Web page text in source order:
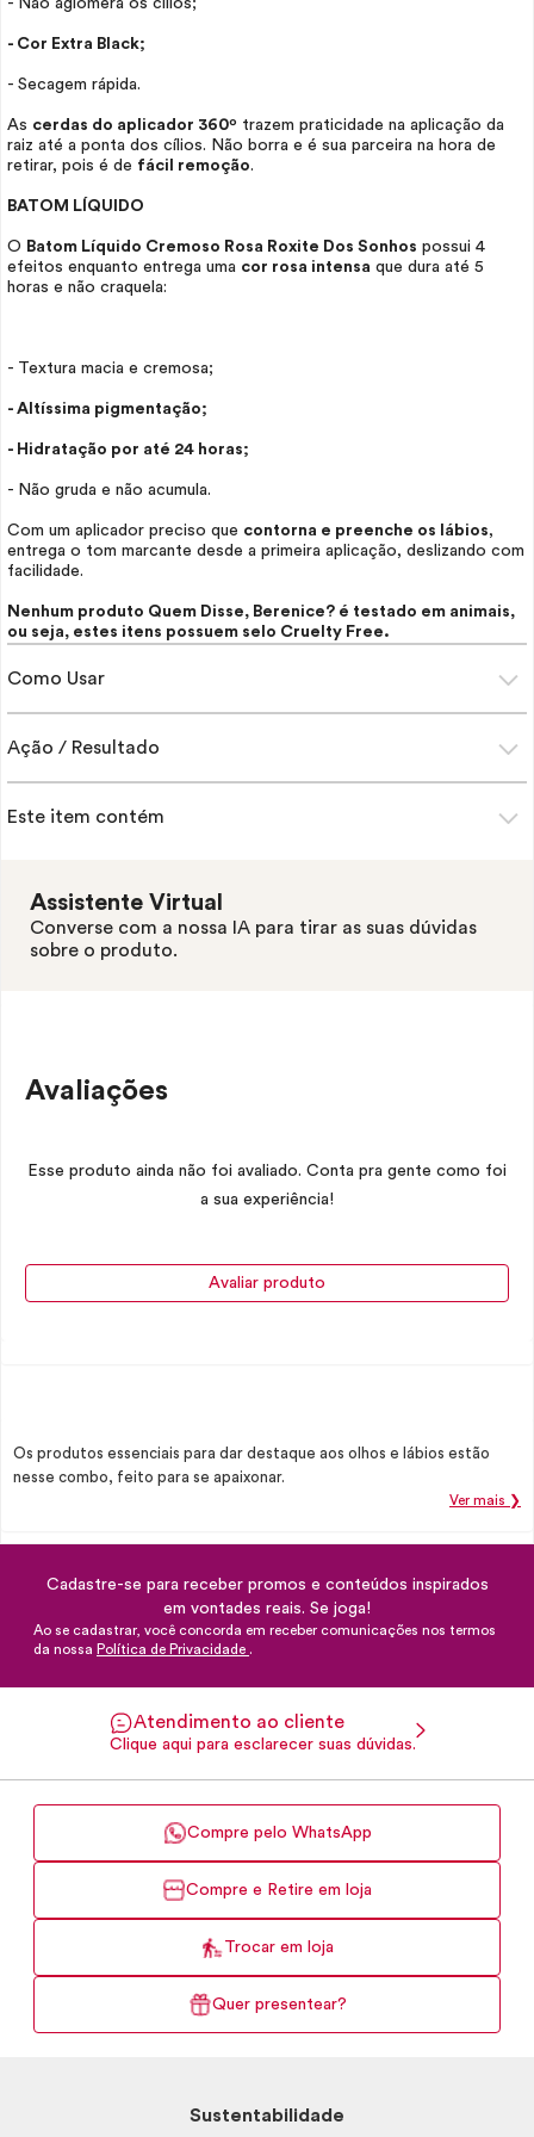
- Não aglomera os cílios;
- Cor Extra Black;
- Secagem rápida.
As cerdas do aplicador 360º trazem praticidade na aplicação da
raiz até a ponta dos cílios. Não borra e é sua parceira na hora de
retirar, pois é de fácil remoção.
BATOM LÍQUIDO
O Batom Líquido Cremoso Rosa Roxite Dos Sonhos possui 4
efeitos enquanto entrega uma cor rosa intensa que dura até 5
horas e não craquela:
- Textura macia e cremosa;
- Altíssima pigmentação;
- Hidratação por até 24 horas;
- Não gruda e não acumula.
Com um aplicador preciso que contorna e preenche os lábios,
entrega o tom marcante desde a primeira aplicação, deslizando com
facilidade.
Nenhum produto Quem Disse, Berenice? é testado em animais,
ou seja, estes itens possuem selo Cruelty Free.
Como Usar
Ação / Resultado
Este item contém
Assistente Virtual
Converse com a nossa IA para tirar as suas dúvidas
sobre o produto.
Avaliações
Esse produto ainda não foi avaliado. Conta pra gente como foi
a sua experiência!
Avaliar produto
Os produtos essenciais para dar destaque aos olhos e lábios estão
nesse combo, feito para se apaixonar.
Ver mais ❯
Cadastre-se para receber promos e conteúdos inspirados
em vontades reais. Se joga!
Ao se cadastrar, você concorda em receber comunicações nos termos
da nossa Política de Privacidade .
Atendimento ao cliente
Clique aqui para esclarecer suas dúvidas.
Compre pelo WhatsApp
Compre e Retire em loja
Trocar em loja
Quer presentear?
Sustentabilidade